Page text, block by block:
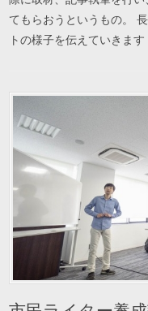
てもらおうというもの。
トの様子を伝えていきま